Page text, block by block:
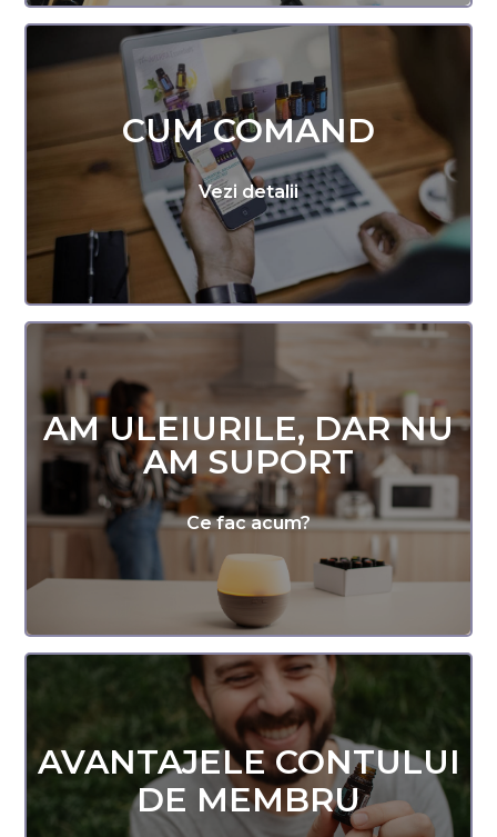
CUM COMAND
Vezi detalii
AM ULEIURILE, DAR NU
AM SUPORT
Ce fac acum?
AVANTAJELE CONTULUI
DE MEMBRU